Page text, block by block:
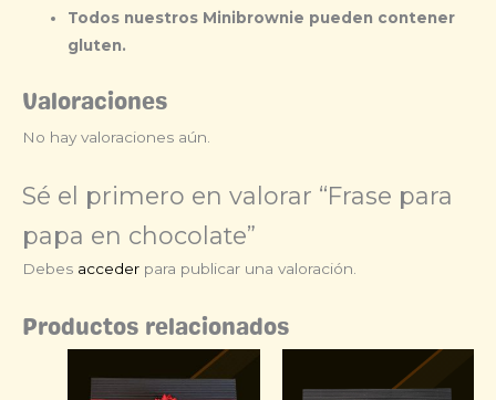
Todos nuestros Minibrownie pueden contener
gluten.
Valoraciones
No hay valoraciones aún.
Sé el primero en valorar “Frase para
papa en chocolate”
Debes acceder para publicar una valoración.
Productos relacionados